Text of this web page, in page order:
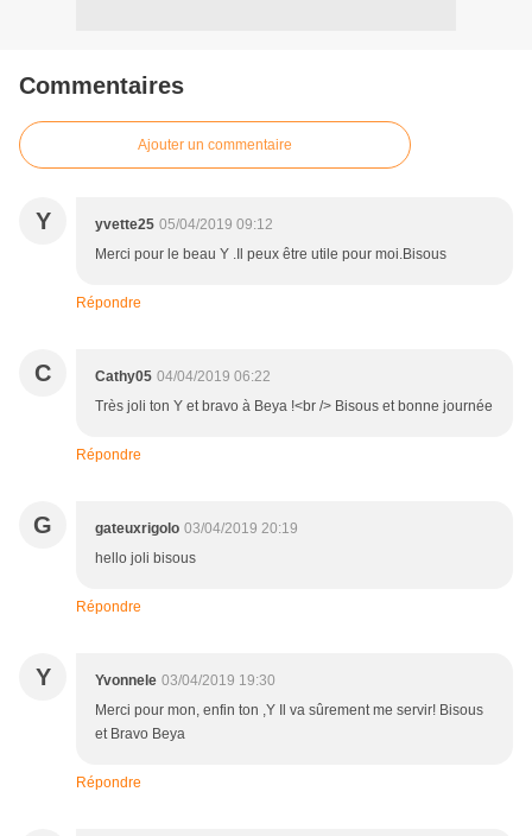
Commentaires
Ajouter un commentaire
Y yvette25 05/04/2019 09:12
Merci pour le beau Y .Il peux être utile pour moi.Bisous
Répondre
C Cathy05 04/04/2019 06:22
Très joli ton Y et bravo à Beya !<br /> Bisous et bonne journée
Répondre
G gateuxrigolo 03/04/2019 20:19
hello joli bisous
Répondre
Y Yvonnele 03/04/2019 19:30
Merci pour mon, enfin ton ,Y Il va sûrement me servir! Bisous
et Bravo Beya
Répondre